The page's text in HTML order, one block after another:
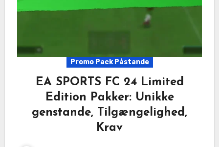
Promo Pack Påstande
EA SPORTS FC 24 Limited
Edition Pakker: Unikke
genstande, Tilgængelighed,
Krav